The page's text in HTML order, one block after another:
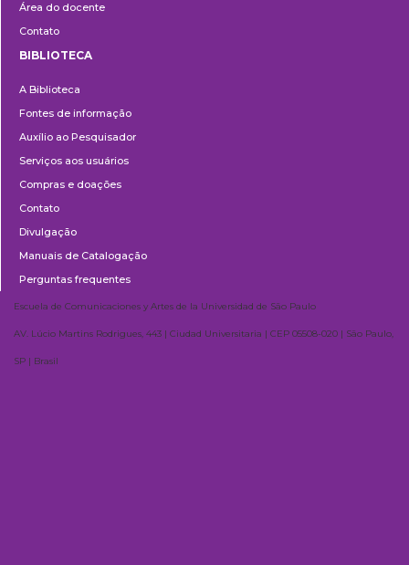
Área do docente
Contato
BIBLIOTECA
A Biblioteca
Fontes de informação
Auxílio ao Pesquisador
Serviços aos usuários
Compras e doações
Contato
Divulgação
Manuais de Catalogação
Perguntas frequentes
Escuela de Comunicaciones y Artes de la Universidad de São Paulo
AV. Lúcio Martins Rodrigues, 443 | Ciudad Universitaria | CEP 05508-020 | São Paulo,
SP | Brasil